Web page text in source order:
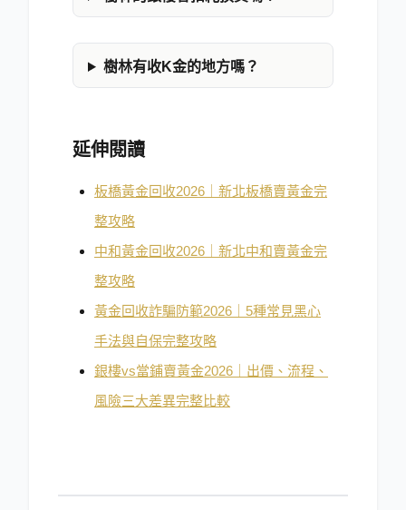
樹林有收K金的地方嗎？
延伸閱讀
板橋黃金回收2026｜新北板橋賣黃金完
整攻略
中和黃金回收2026｜新北中和賣黃金完
整攻略
黃金回收詐騙防範2026｜5種常見黑心
手法與自保完整攻略
銀樓vs當鋪賣黃金2026｜出價、流程、
風險三大差異完整比較